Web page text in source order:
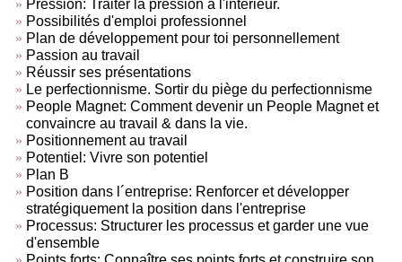
Pression: Traiter la pression à l'intérieur.
Possibilités d'emploi professionnel
Plan de développement pour toi personnellement
Passion au travail
Réussir ses présentations
Le perfectionnisme. Sortir du piège du perfectionnisme
People Magnet: Comment devenir un People Magnet et
convaincre au travail & dans la vie.
Positionnement au travail
Potentiel: Vivre son potentiel
Plan B
Position dans l´entreprise: Renforcer et développer
stratégiquement la position dans l'entreprise
Processus: Structurer les processus et garder une vue
d'ensemble